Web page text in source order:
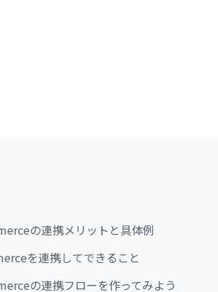
の連携メリットと具体例
を連携してできること
の連携フローを作ってみよう